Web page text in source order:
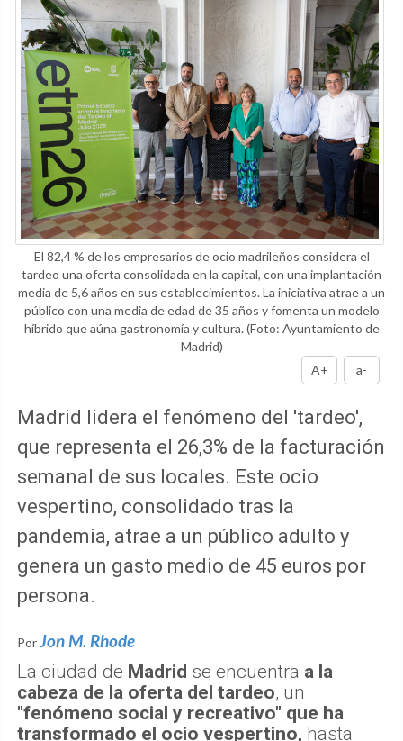
El 82,4 % de los empresarios de ocio madrileños considera el
tardeo una oferta consolidada en la capital, con una implantación
media de 5,6 años en sus establecimientos. La iniciativa atrae a un
público con una media de edad de 35 años y fomenta un modelo
híbrido que aúna gastronomía y cultura.(Foto: Ayuntamiento de
Madrid)
A+
a-
Madrid lidera el fenómeno del 'tardeo',
que representa el 26,3% de la facturación
semanal de sus locales. Este ocio
vespertino, consolidado tras la
pandemia, atrae a un público adulto y
genera un gasto medio de 45 euros por
persona.
PorJon M. Rhode
La ciudad de Madrid se encuentra a la
cabeza de la oferta del tardeo, un
"fenómeno social y recreativo" que ha
transformado el ocio vespertino, hasta